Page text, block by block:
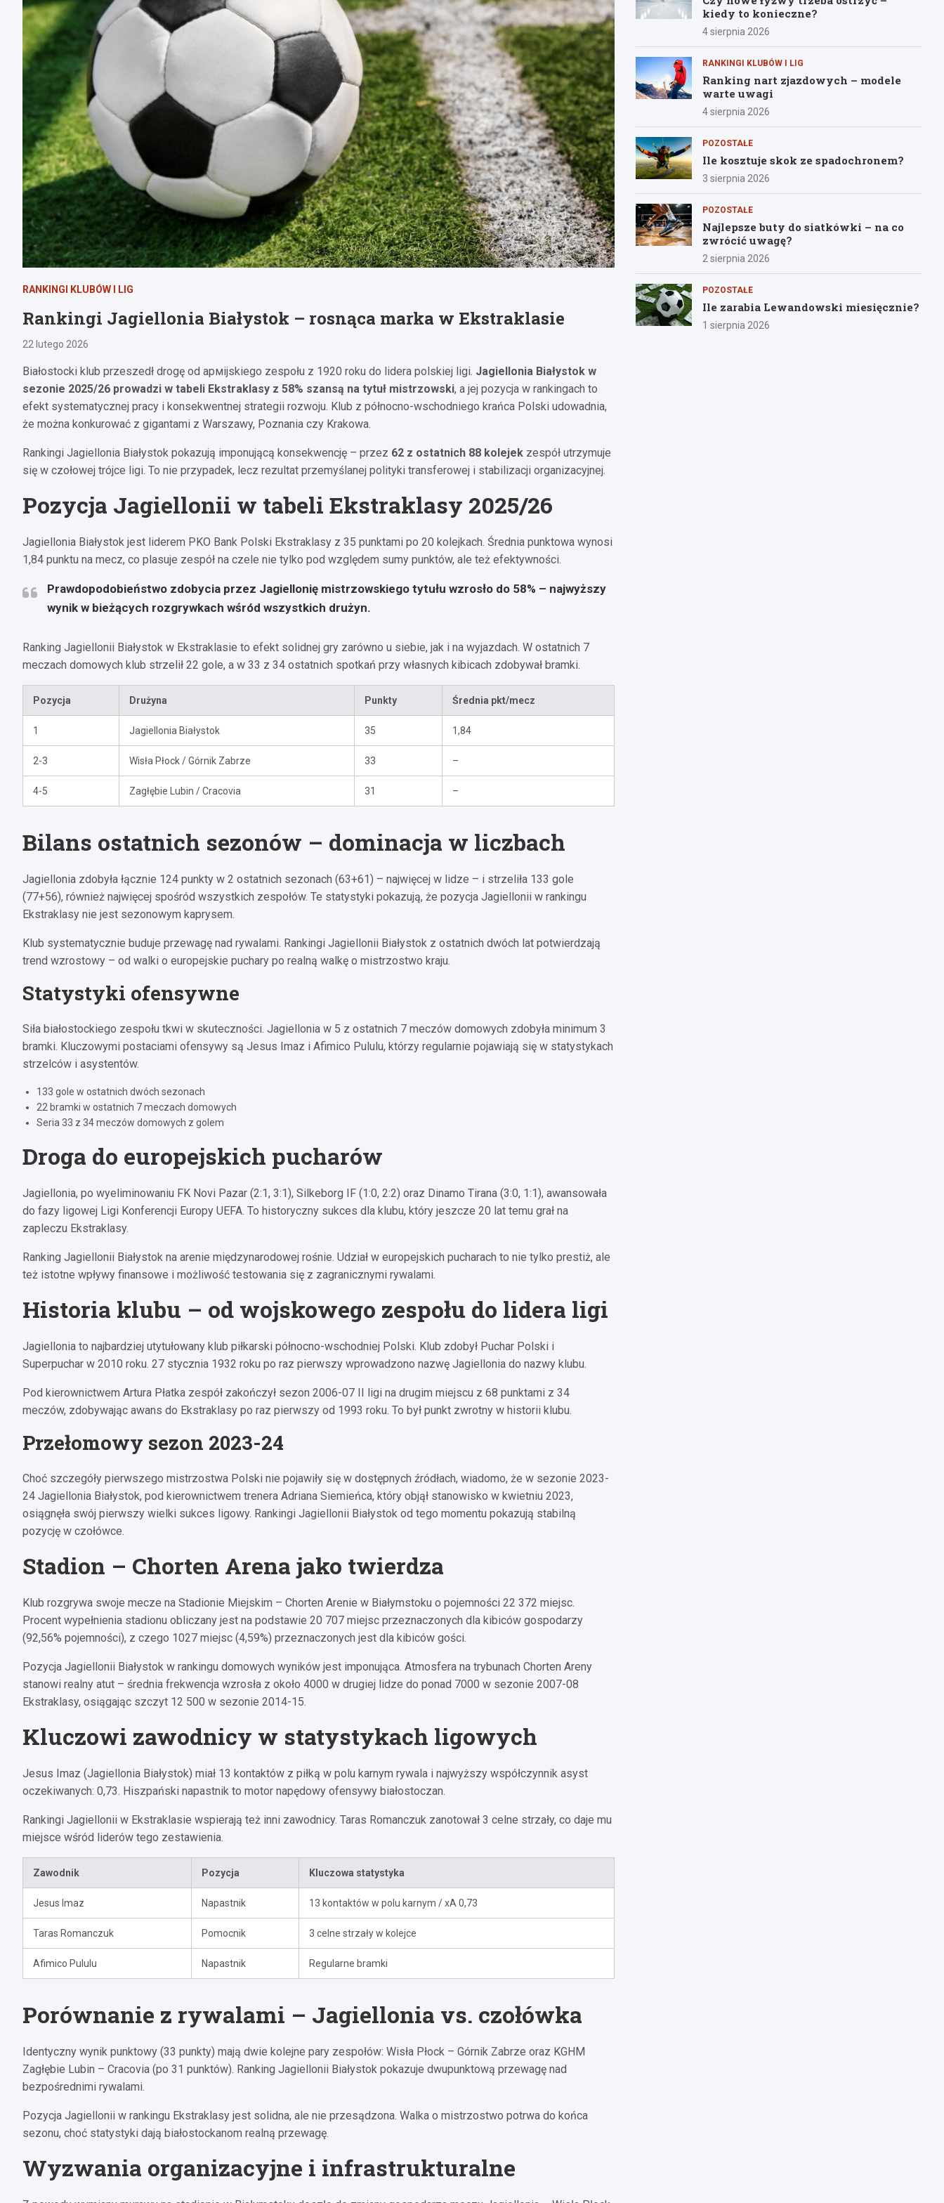
RANKINGI KLUBÓW I LIG
Rankingi Jagiellonia Białystok – rosnąca marka w Ekstraklasie
22 lutego 2026
Białostocki klub przeszedł drogę od армijskiego zespołu z 1920 roku do lidera polskiej ligi. Jagiellonia Białystok w
sezonie 2025/26 prowadzi w tabeli Ekstraklasy z 58% szansą na tytuł mistrzowski, a jej pozycja w rankingach to
efekt systematycznej pracy i konsekwentnej strategii rozwoju. Klub z północno-wschodniego krańca Polski udowadnia,
że można konkurować z gigantami z Warszawy, Poznania czy Krakowa.
Rankingi Jagiellonia Białystok pokazują imponującą konsekwencję – przez 62 z ostatnich 88 kolejek zespół utrzymuje
się w czołowej trójce ligi. To nie przypadek, lecz rezultat przemyślanej polityki transferowej i stabilizacji organizacyjnej.
Pozycja Jagiellonii w tabeli Ekstraklasy 2025/26
Jagiellonia Białystok jest liderem PKO Bank Polski Ekstraklasy z 35 punktami po 20 kolejkach. Średnia punktowa wynosi
1,84 punktu na mecz, co plasuje zespół na czele nie tylko pod względem sumy punktów, ale też efektywności.
Prawdopodobieństwo zdobycia przez Jagiellonię mistrzowskiego tytułu wzrosło do 58% – najwyższy
wynik w bieżących rozgrywkach wśród wszystkich drużyn.
Ranking Jagiellonii Białystok w Ekstraklasie to efekt solidnej gry zarówno u siebie, jak i na wyjazdach. W ostatnich 7
meczach domowych klub strzelił 22 gole, a w 33 z 34 ostatnich spotkań przy własnych kibicach zdobywał bramki.
Pozycja Drużyna Punkty Średnia pkt/mecz
1 Jagiellonia Białystok 35 1,84
2-3 Wisła Płock / Górnik Zabrze 33 –
4-5 Zagłębie Lubin / Cracovia 31 –
Bilans ostatnich sezonów – dominacja w liczbach
Jagiellonia zdobyła łącznie 124 punkty w 2 ostatnich sezonach (63+61) – najwięcej w lidze – i strzeliła 133 gole
(77+56), również najwięcej spośród wszystkich zespołów. Te statystyki pokazują, że pozycja Jagiellonii w rankingu
Ekstraklasy nie jest sezonowym kaprysem.
Klub systematycznie buduje przewagę nad rywalami. Rankingi Jagiellonii Białystok z ostatnich dwóch lat potwierdzają
trend wzrostowy – od walki o europejskie puchary po realną walkę o mistrzostwo kraju.
Statystyki ofensywne
Siła białostockiego zespołu tkwi w skuteczności. Jagiellonia w 5 z ostatnich 7 meczów domowych zdobyła minimum 3
bramki. Kluczowymi postaciami ofensywy są Jesus Imaz i Afimico Pululu, którzy regularnie pojawiają się w statystykach
strzelców i asystentów.
133 gole w ostatnich dwóch sezonach
22 bramki w ostatnich 7 meczach domowych
Seria 33 z 34 meczów domowych z golem
Droga do europejskich pucharów
Jagiellonia, po wyeliminowaniu FK Novi Pazar (2:1, 3:1), Silkeborg IF (1:0, 2:2) oraz Dinamo Tirana (3:0, 1:1), awansowała
do fazy ligowej Ligi Konferencji Europy UEFA. To historyczny sukces dla klubu, który jeszcze 20 lat temu grał na
zapleczu Ekstraklasy.
Ranking Jagiellonii Białystok na arenie międzynarodowej rośnie. Udział w europejskich pucharach to nie tylko prestiż, ale
też istotne wpływy finansowe i możliwość testowania się z zagranicznymi rywalami.
Historia klubu – od wojskowego zespołu do lidera ligi
Jagiellonia to najbardziej utytułowany klub piłkarski północno-wschodniej Polski. Klub zdobył Puchar Polski i
Superpuchar w 2010 roku. 27 stycznia 1932 roku po raz pierwszy wprowadzono nazwę Jagiellonia do nazwy klubu.
Pod kierownictwem Artura Płatka zespół zakończył sezon 2006-07 II ligi na drugim miejscu z 68 punktami z 34
meczów, zdobywając awans do Ekstraklasy po raz pierwszy od 1993 roku. To był punkt zwrotny w historii klubu.
Przełomowy sezon 2023-24
Choć szczegóły pierwszego mistrzostwa Polski nie pojawiły się w dostępnych źródłach, wiadomo, że w sezonie 2023-
24 Jagiellonia Białystok, pod kierownictwem trenera Adriana Siemieńca, który objął stanowisko w kwietniu 2023,
osiągnęła swój pierwszy wielki sukces ligowy. Rankingi Jagiellonii Białystok od tego momentu pokazują stabilną
pozycję w czołówce.
Stadion – Chorten Arena jako twierdza
Klub rozgrywa swoje mecze na Stadionie Miejskim – Chorten Arenie w Białymstoku o pojemności 22 372 miejsc.
Procent wypełnienia stadionu obliczany jest na podstawie 20 707 miejsc przeznaczonych dla kibiców gospodarzy
(92,56% pojemności), z czego 1027 miejsc (4,59%) przeznaczonych jest dla kibiców gości.
Pozycja Jagiellonii Białystok w rankingu domowych wyników jest imponująca. Atmosfera na trybunach Chorten Areny
stanowi realny atut – średnia frekwencja wzrosła z około 4000 w drugiej lidze do ponad 7000 w sezonie 2007-08
Ekstraklasy, osiągając szczyt 12 500 w sezonie 2014-15.
Kluczowi zawodnicy w statystykach ligowych
Jesus Imaz (Jagiellonia Białystok) miał 13 kontaktów z piłką w polu karnym rywala i najwyższy współczynnik asyst
oczekiwanych: 0,73. Hiszpański napastnik to motor napędowy ofensywy białostoczan.
Rankingi Jagiellonii w Ekstraklasie wspierają też inni zawodnicy. Taras Romanczuk zanotował 3 celne strzały, co daje mu
miejsce wśród liderów tego zestawienia.
Zawodnik Pozycja Kluczowa statystyka
Jesus Imaz Napastnik 13 kontaktów w polu karnym / xA 0,73
Taras Romanczuk Pomocnik 3 celne strzały w kolejce
Afimico Pululu Napastnik Regularne bramki
Porównanie z rywalami – Jagiellonia vs. czołówka
Identyczny wynik punktowy (33 punkty) mają dwie kolejne pary zespołów: Wisła Płock – Górnik Zabrze oraz KGHM
Zagłębie Lubin – Cracovia (po 31 punktów). Ranking Jagiellonii Białystok pokazuje dwupunktową przewagę nad
bezpośrednimi rywalami.
Pozycja Jagiellonii w rankingu Ekstraklasy jest solidna, ale nie przesądzona. Walka o mistrzostwo potrwa do końca
sezonu, choć statystyki dają białostockanom realną przewagę.
Wyzwania organizacyjne i infrastrukturalne
kiedy to konieczne?
4 sierpnia 2026
RANKINGI KLUBÓW I LIG
Ranking nart zjazdowych – modele
warte uwagi
4 sierpnia 2026
POZOSTAŁE
Ile kosztuje skok ze spadochronem?
3 sierpnia 2026
POZOSTAŁE
Najlepsze buty do siatkówki – na co
zwrócić uwagę?
2 sierpnia 2026
POZOSTAŁE
Ile zarabia Lewandowski miesięcznie?
1 sierpnia 2026